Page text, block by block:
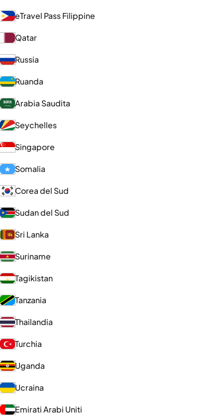
eTravel Pass Filippine
Qatar
Russia
Ruanda
Arabia Saudita
Seychelles
Singapore
Somalia
Corea del Sud
Sudan del Sud
Sri Lanka
Suriname
Tagikistan
Tanzania
Thailandia
Turchia
Uganda
Ucraina
Emirati Arabi Uniti